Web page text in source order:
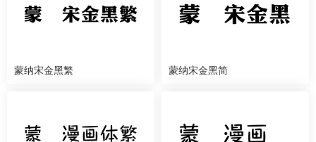
蒙纳宋金黑繁 蒙纳宋金黑简